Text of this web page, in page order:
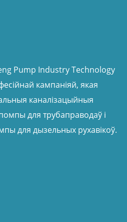
Pump Industry Technology
кампаніяй, якая
каналізацыйныя
для трубаправодаў і
для дызельных рухавікоў.